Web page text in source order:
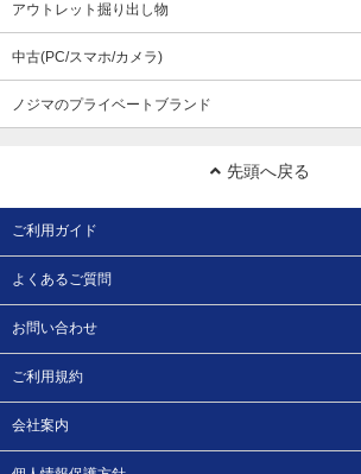
アウトレット掘り出し物
中古(PC/スマホ/カメラ)
ノジマのプライベートブランド
先頭へ戻る
ご利用ガイド
よくあるご質問
お問い合わせ
ご利用規約
会社案内